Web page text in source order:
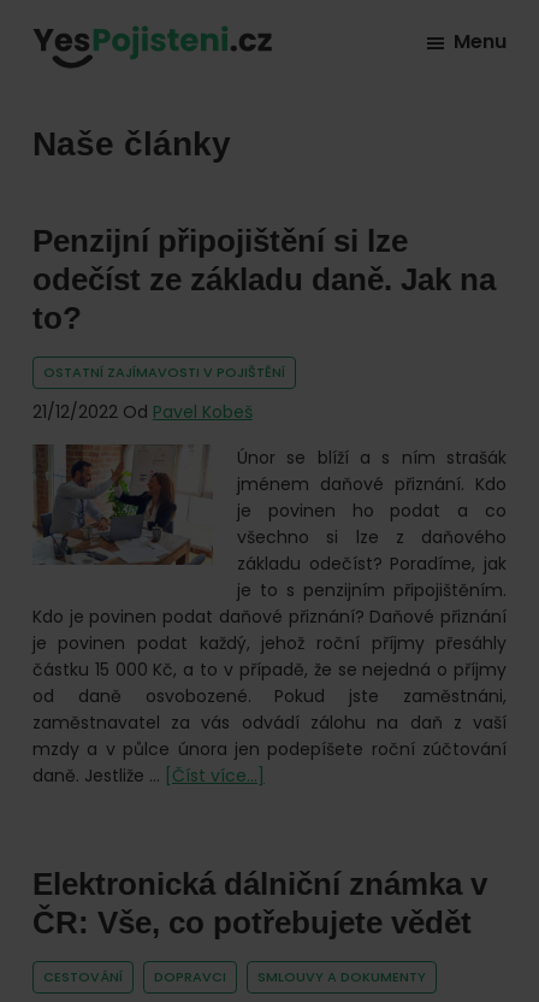
navigation
content
všech
pojištění
od
hlavních
pojišťoven
na
trhu.
nejlevnější
pojištění
online.
Menu
Naše články
Penzijní připojištění si lze
odečíst ze základu daně. Jak na
to?
OSTATNÍ ZAJÍMAVOSTI V POJIŠTĚNÍ
21/12/2022Od Pavel Kobeš
Únor se blíží a s ním strašák
jménem daňové přiznání. Kdo
je povinen ho podat a co
všechno si lze z daňového
základu odečíst? Poradíme, jak
je to s penzijním připojištěním.
Kdo je povinen podat daňové přiznání? Daňové přiznání
je povinen podat každý, jehož roční příjmy přesáhly
částku 15 000 Kč, a to v případě, že se nejedná o příjmy
od daně osvobozené. Pokud jste zaměstnáni,
zaměstnavatel za vás odvádí zálohu na daň z vaší
mzdy a v půlce února jen podepíšete roční zúčtování
daně. Jestliže … [Číst více...]
lze
odečíst
ze
základu
daně.
Elektronická dálniční známka v
ČR: Vše, co potřebujete vědět
CESTOVÁNÍ DOPRAVCI SMLOUVY A DOKUMENTY